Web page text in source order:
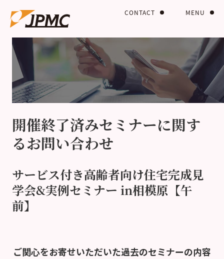
MENU
CONTACT
開催終了済みセミナーに関す
るお問い合わせ
サービス付き高齢者向け住宅完成見
学会&実例セミナー in相模原【午
前】
ご関心をお寄せいただいた過去のセミナーの内容